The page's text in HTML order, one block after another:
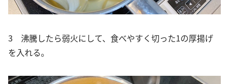
3 沸騰したら弱火にして、食べやすく切った1の厚揚げ
を入れる。